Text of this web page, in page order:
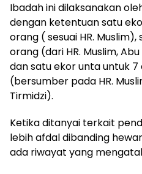
Ibadah ini dilaksanakan
dengan ketentuan satu
orang ( sesuai HR.
orang (dari HR. Muslim,
dan satu ekor unta untuk 7
(bersumber pada HR.
Tirmidzi).
Ketika ditanyai terkait
lebih afdal dibanding
ada riwayat yang